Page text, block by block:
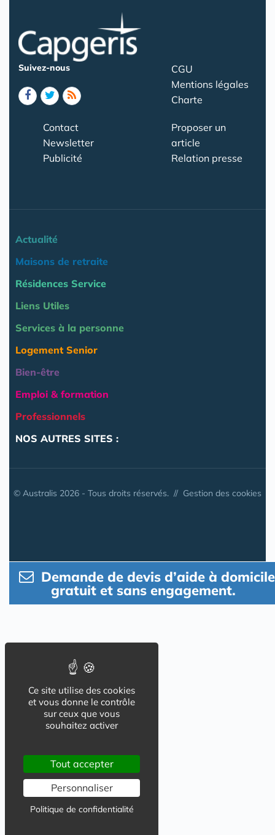
Suivez-nous
CGU
Mentions légales
Charte
Contact
Newsletter
Publicité
Proposer un
article
Relation presse
Actualité
Maisons de retraite
Résidences Service
Liens Utiles
Services à la personne
Logement Senior
Bien-être
Emploi & formation
Professionnels
NOS AUTRES SITES :
© Australis 2026 - Tous droits réservés. // Gestion des cookies
Demande de devis d’aide à domicile
gratuit et sans engagement.
Ce site utilise des cookies
et vous donne le contrôle
sur ceux que vous
souhaitez activer
Tout accepter
Personnaliser
Politique de confidentialité